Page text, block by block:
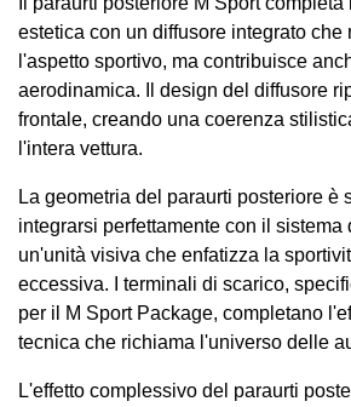
estetica con un diffusore integrato che
l'aspetto sportivo, ma contribuisce
aerodinamica. Il design del diffusore
frontale, creando una coerenza
l'intera vettura.
La geometria del paraurti posteriore è
integrarsi perfettamente con il sistema
un'unità visiva che enfatizza la
eccessiva. I terminali di scarico,
per il M Sport Package, completano
tecnica che richiama l'universo delle
L'effetto complessivo del paraurti